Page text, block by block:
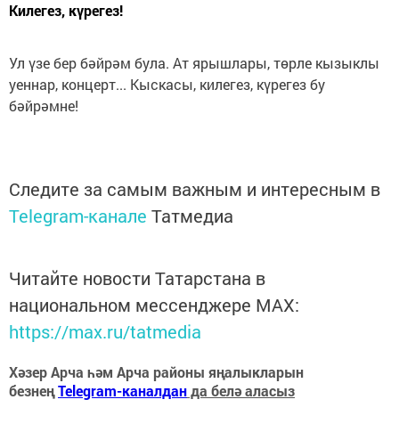
Килегез, күрегез!
Ул үзе бер бәйрәм була. Ат ярышлары, төрле кызыклы
уеннар, концерт... Кыскасы, килегез, күрегез бу
бәйрәмне!
Следите за самым важным и интересным в
Telegram-канале Татмедиа
Читайте новости Татарстана в
национальном мессенджере MАХ:
https://max.ru/tatmedia
Хәзер Арча һәм Арча районы яңалыкларын
безнеңTelegram-каналданда белә аласыз